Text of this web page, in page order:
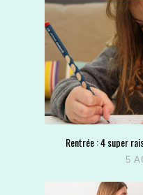
Rentrée : 4 super
5